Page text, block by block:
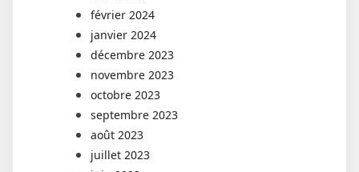
février 2024
janvier 2024
décembre 2023
novembre 2023
octobre 2023
septembre 2023
août 2023
juillet 2023